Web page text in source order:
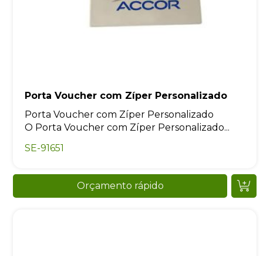
Porta Voucher com Zíper Personalizado
Porta Voucher com Zíper Personalizado
O Porta Voucher com Zíper Personalizado...
SE-91651
Orçamento rápido